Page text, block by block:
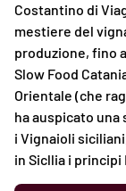
Costantino di
mestiere del
produzione, fino
Slow Food
Orientale (che
ha auspicato
i Vignaioli
in Sicllia i principi